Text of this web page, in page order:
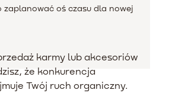
zaplanować oś czasu dla nowej
karmy lub akcesoriów
że konkurencja
Twój ruch organiczny.